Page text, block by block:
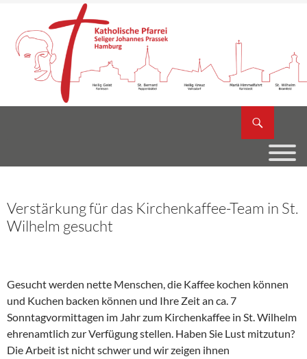
Inhalt
springen
Verstärkung für das Kirchenkaffee-Team in St.
Wilhelm gesucht
Gesucht werden nette Menschen, die Kaffee kochen können
und Kuchen backen können und Ihre Zeit an ca. 7
Sonntagvormittagen im Jahr zum Kirchenkaffee in St. Wilhelm
ehrenamtlich zur Verfügung stellen. Haben Sie Lust mitzutun?
Die Arbeit ist nicht schwer und wir zeigen ihnen